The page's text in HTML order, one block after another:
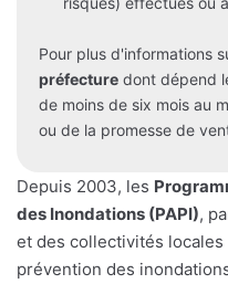
Pour plus d'informations
préfecture dont dépend
de moins de six mois au
ou de la promesse de
Depuis 2003, les
des Inondations (PAPI),
et des collectivités
prévention des